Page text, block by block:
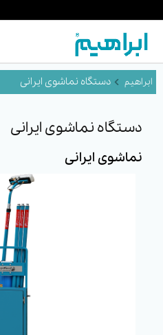
دستگاه نماشوی ایرانی
دستگاه نماشوی ایرانی
نماشوی ایرانی